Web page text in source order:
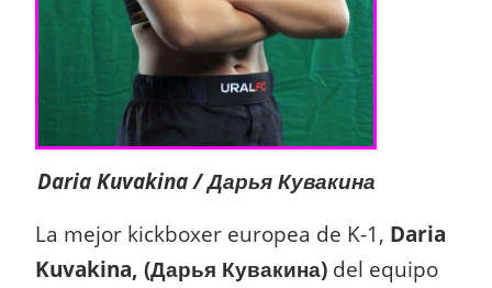
Daria Kuvakina / Дарья Кувакина
La mejor kickboxer europea de K-1, Daria
Kuvakina, (Дарья Кувакина) del equipo